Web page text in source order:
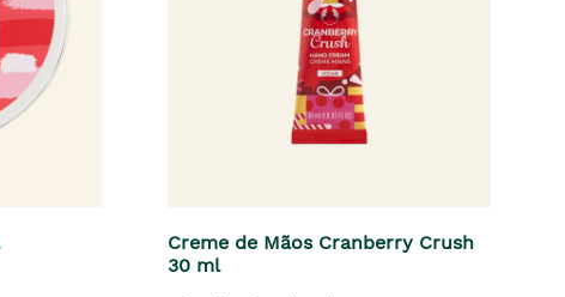
Creme de Mãos Cranberry Crush
30 ml